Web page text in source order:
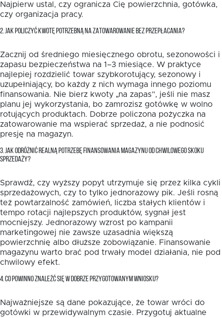
Najpierw ustal, czy ogranicza Cię powierzchnia, gotówka,
czy organizacja pracy.
2. JAK POLICZYĆ KWOTĘ POTRZEBNĄ NA ZATOWAROWANIE BEZ PRZEPŁACANIA?
Zacznij od średniego miesięcznego obrotu, sezonowości i
zapasu bezpieczeństwa na 1–3 miesiące. W praktyce
najlepiej rozdzielić towar szybkorotujący, sezonowy i
uzupełniający, bo każdy z nich wymaga innego poziomu
finansowania. Nie bierz kwoty „na zapas”, jeśli nie masz
planu jej wykorzystania, bo zamrozisz gotówkę w wolno
rotujących produktach. Dobrze policzona pożyczka na
zatowarowanie ma wspierać sprzedaż, a nie podnosić
presję na magazyn.
3. JAK ODRÓŻNIĆ REALNĄ POTRZEBĘ FINANSOWANIA MAGAZYNU OD CHWILOWEGO SKOKU
SPRZEDAŻY?
Sprawdź, czy wyższy popyt utrzymuje się przez kilka cykli
sprzedażowych, czy to tylko jednorazowy pik. Jeśli rosną
też powtarzalność zamówień, liczba stałych klientów i
tempo rotacji najlepszych produktów, sygnał jest
mocniejszy. Jednorazowy wzrost po kampanii
marketingowej nie zawsze uzasadnia większą
powierzchnię albo dłuższe zobowiązanie. Finansowanie
magazynu warto brać pod trwały model działania, nie pod
chwilowy efekt.
4. CO POWINNO ZNALEŹĆ SIĘ W DOBRZE PRZYGOTOWANYM WNIOSKU?
Najważniejsze są dane pokazujące, że towar wróci do
gotówki w przewidywalnym czasie. Przygotuj aktualne